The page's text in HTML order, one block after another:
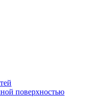
поверхностью